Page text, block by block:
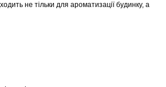
не тільки для ароматизації будинку, а